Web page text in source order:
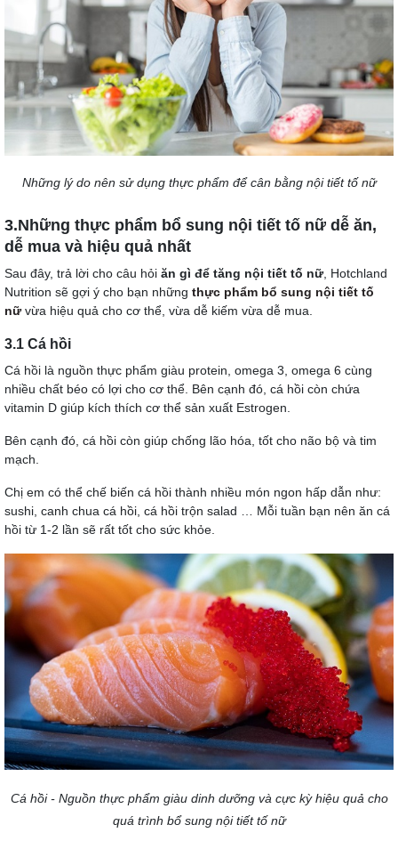
Những lý do nên sử dụng thực phẩm để cân bằng nội tiết tố nữ
3.Những thực phẩm bổ sung nội tiết tố nữ dễ ăn,
dễ mua và hiệu quả nhất
Sau đây, trả lời cho câu hỏi ăn gì để tăng nội tiết tố nữ, Hotchland
Nutrition sẽ gợi ý cho bạn những thực phẩm bổ sung nội tiết tố
nữvừa hiệu quả cho cơ thể, vừa dễ kiếm vừa dễ mua.
3.1 Cá hồi
Cá hồi là nguồn thực phẩm giàu protein, omega 3, omega 6 cùng
nhiều chất béo có lợi cho cơ thể. Bên cạnh đó, cá hồi còn chứa
vitamin D giúp kích thích cơ thể sản xuất Estrogen.
Bên cạnh đó, cá hồi còn giúp chống lão hóa, tốt cho não bộ và tim
mạch.
Chị em có thể chế biến cá hồi thành nhiều món ngon hấp dẫn như:
sushi, canh chua cá hồi, cá hồi trộn salad … Mỗi tuần bạn nên ăn cá
hồi từ 1-2 lần sẽ rất tốt cho sức khỏe.
Cá hồi - Nguồn thực phẩm giàu dinh dưỡng và cực kỳ hiệu quả cho
quá trình bổ sung nội tiết tố nữ